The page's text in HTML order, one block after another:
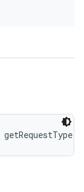
getRequestType